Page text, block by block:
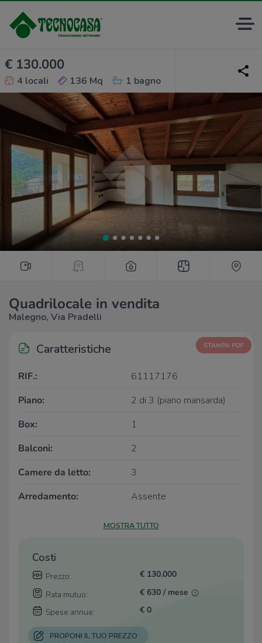
€ 130.000
4 locali 136 Mq 1 bagno
Quadrilocale in vendita
Malegno, Via Pradelli
Caratteristiche STAMPA PDF
RIF.:
61117176
Piano:
2 di 3 (piano mansarda)
Box:
1
Balconi:
2
Camere da letto:
3
Arredamento:
Assente
MOSTRA TUTTO
Costi
Prezzo:
€ 130.000
Rata mutuo:
€ 630 / mese
Spese annue:
€ 0
PROPONI IL TUO PREZZO